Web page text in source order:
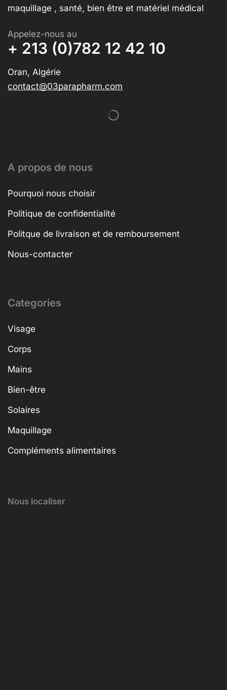
maquillage , santé, bien être et matériel médical
Appelez-nous au
+ 213 (0)782 12 42 10
Oran, Algérie
contact@03parapharm.com
A propos de nous
Pourquoi nous choisir
Politique de confidentialité
Politque de livraison et de remboursement
Nous-contacter
Categories
Visage
Corps
Mains
Bien-être
Solaires
Maquillage
Compléments alimentaires
Nous localiser